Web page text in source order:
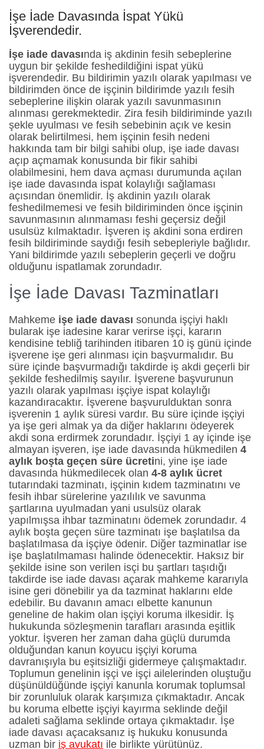
İşe İade Davasında İspat Yükü
İşverendedir.
İşe iade davasında iş akdinin fesih sebeplerine
uygun bir şekilde feshedildiğini ispat yükü
işverendedir. Bu bildirimin yazılı olarak yapılması ve
bildirimden önce de işçinin bildirimde yazılı fesih
sebeplerine ilişkin olarak yazılı savunmasının
alınması gerekmektedir. Zira fesih bildiriminde yazılı
şekle uyulması ve fesih sebebinin açık ve kesin
olarak belirtilmesi, hem işçinin fesih nedeni
hakkında tam bir bilgi sahibi olup, işe iade davası
açıp açmamak konusunda bir fikir sahibi
olabilmesini, hem dava açması durumunda açılan
işe iade davasında ispat kolaylığı sağlaması
açısından önemlidir. İş akdinin yazılı olarak
feshedilmemesi ve fesih bildiriminden önce işçinin
savunmasının alınmaması feshi geçersiz değil
usulsüz kılmaktadır. İşveren iş akdini sona erdiren
fesih bildiriminde saydığı fesih sebepleriyle bağlıdır.
Yani bildirimde yazılı sebeplerin geçerli ve doğru
olduğunu ispatlamak zorundadır.
İşe İade Davası Tazminatları
Mahkeme işe iade davası sonunda işçiyi haklı
bularak işe iadesine karar verirse işçi, kararın
kendisine tebliğ tarihinden itibaren 10 iş günü içinde
işverene işe geri alınması için başvurmalıdır. Bu
süre içinde başvurmadığı takdirde iş akdi geçerli bir
şekilde feshedilmiş sayılır. İşverene başvurunun
yazılı olarak yapılması işçiye ispat kolaylığı
kazandıracaktır. İşverene başvurulduktan sonra
işverenin 1 aylık süresi vardır. Bu süre içinde işçiyi
ya işe geri almak ya da diğer haklarını ödeyerek
akdi sona erdirmek zorundadır. İşçiyi 1 ay içinde işe
almayan işveren, işe iade davasında hükmedilen 4
aylık boşta geçen süre ücretini, yine işe iade
davasında hükmedilecek olan 4-8 aylık ücret
tutarındaki tazminatı, işçinin kıdem tazminatını ve
fesih ihbar sürelerine yazılılık ve savunma
şartlarına uyulmadan yani usulsüz olarak
yapılmışsa ihbar tazminatını ödemek zorundadır. 4
aylık boşta geçen süre tazminatı işe başlatılsa da
başlatılmasa da işçiye ödenir. Diğer tazminatlar ise
işe başlatılmaması halinde ödenecektir. Haksız bir
şekilde isine son verilen isçi bu şartları taşıdığı
takdirde ise iade davası açarak mahkeme kararıyla
isine geri dönebilir ya da tazminat haklarını elde
edebilir. Bu davanın amacı elbette kanunun
geneline de hakim olan işçiyi koruma ilkesidir. İş
hukukunda sözleşmenin tarafları arasında eşitlik
yoktur. İşveren her zaman daha güçlü durumda
olduğundan kanun koyucu işçiyi koruma
davranışıyla bu eşitsizliği gidermeye çalışmaktadır.
Toplumun genelinin işçi ve işçi ailelerinden oluştuğu
düşünüldüğünde işçiyi kanunla korumak toplumsal
bir zorunluluk olarak karşımıza çıkmaktadır. Ancak
bu koruma elbette işçiyi kayırma seklinde değil
adaleti sağlama seklinde ortaya çıkmaktadır. İşe
iade davası açacaksanız iş hukuku konusunda
uzman bir iş avukatı ile birlikte yürütünüz.